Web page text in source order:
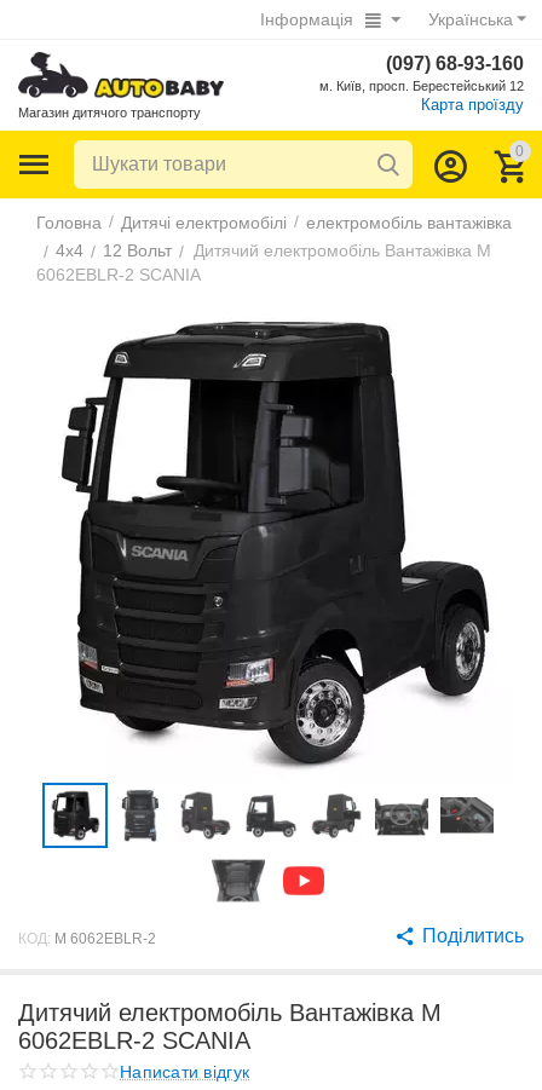
Українська
Інформація
Магазин дитячого транспорту
(097) 68-93-160
м. Київ, просп. Берестейський 12
Карта проїзду
0
Головна / Дитячі електромобілі / електромобіль вантажівка
/ 4х4 / 12 Вольт / Дитячий електромобіль Вантажівка M
6062EBLR-2 SCANIA
КОД: M 6062EBLR-2 Поділитись
Дитячий електромобіль Вантажівка M
6062EBLR-2 SCANIA
Написати відгук